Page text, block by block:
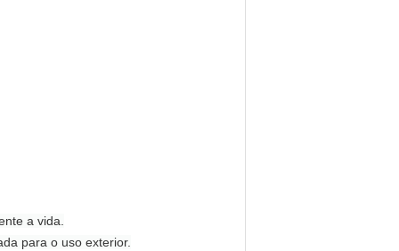
a vida.
para o uso exterior.